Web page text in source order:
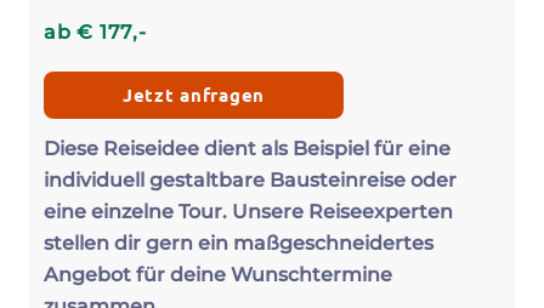
ab€ 177,-
Jetzt anfragen
Diese Reiseidee dient als Beispiel für eine
individuell gestaltbare Bausteinreise oder
eine einzelne Tour. Unsere Reiseexperten
stellen dir gern ein maßgeschneidertes
Angebot für deine Wunschtermine